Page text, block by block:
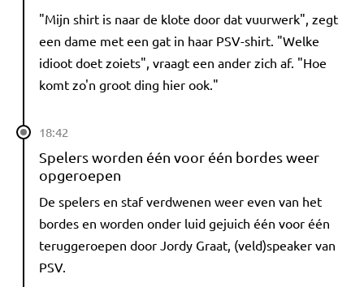
"Mijn shirt is naar de klote door dat vuurwerk", zegt
een dame met een gat in haar PSV-shirt. "Welke
idioot doet zoiets", vraagt een ander zich af. "Hoe
komt zo'n groot ding hier ook."
18:42
Spelers worden één voor één bordes weer
opgeroepen
De spelers en staf verdwenen weer even van het
bordes en worden onder luid gejuich één voor één
teruggeroepen door Jordy Graat, (veld)speaker van
PSV.